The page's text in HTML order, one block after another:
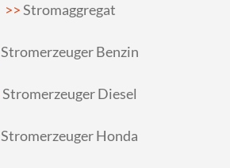
Stromaggregat
Stromerzeuger Benzin
Stromerzeuger Diesel
Stromerzeuger Honda